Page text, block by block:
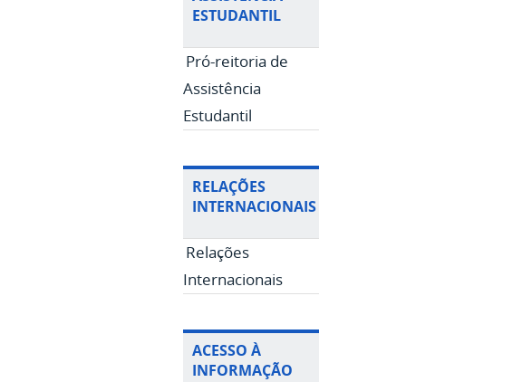
ESTUDANTIL
Pró-reitoria de
Assistência
Estudantil
RELAÇÕES
INTERNACIONAIS
Relações
Internacionais
ACESSO À
INFORMAÇÃO